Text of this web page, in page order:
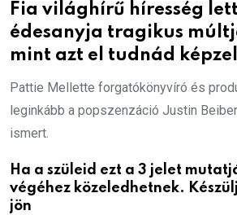
Fia világhírű híresség
édesanyja tragikus
mint azt el tudnád
Pattie Mellette forgatókönyvíró és
leginkább a popszenzáció Justin
ismert.
Ha a szüleid ezt a 3 jelet
végéhez közeledhetnek.
jön